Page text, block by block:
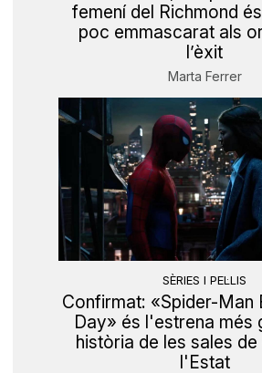
femení del Richmond
poc emmascarat als
l’èxit
Marta Ferrer
SÈRIES I PEL·LIS
Confirmat: «Spider-Man
Day» és l'estrena més
història de les sales de
l'Estat